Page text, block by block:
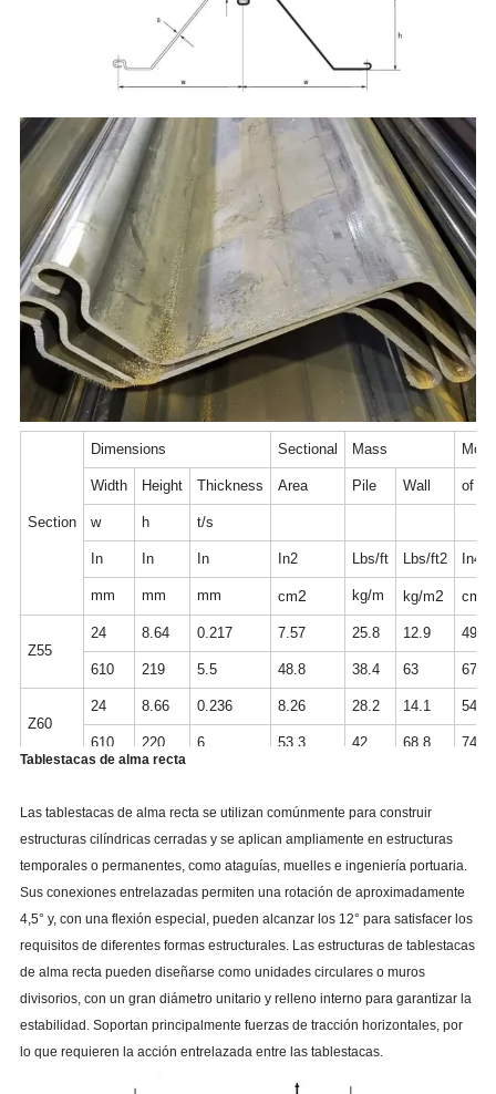
Section
Dimensions Sectional Mass
Width Height Thickness Area Pile Wall of
w h t/s
In In In In2 Lbs/ft Lbs/ft2 In4/ft
mm mm mm cm2 kg/m kg/m2 cm
Z55
24 8.64 0.217 7.57 25.8 12.9 49.7
610 219 5.5 48.8 38.4 63 6790
Z60
24 8.66 0.236 8.26 28.2 14.1 54.2
610 220 6 53.3 42 68.8 7400
610 220 6.5 57.7 45.5 74.7
Z70
610 221 7 62.2 49.1 80.6 8630
Z75
24 8.72 0.295 10.3 35.2 17.6 67.7
Tablestacas de alma recta
Las tablestacas de alma recta se utilizan comúnmente para construir
estructuras cilíndricas cerradas y se aplican ampliamente en estructuras
temporales o permanentes, como ataguías, muelles e ingeniería portuaria.
Sus conexiones entrelazadas permiten una rotación de aproximadamente
4,5° y, con una flexión especial, pueden alcanzar los 12° para satisfacer los
requisitos de diferentes formas estructurales. Las estructuras de tablestacas
de alma recta pueden diseñarse como unidades circulares o muros
divisorios, con un gran diámetro unitario y relleno interno para garantizar la
estabilidad. Soportan principalmente fuerzas de tracción horizontales, por
lo que requieren la acción entrelazada entre las tablestacas.